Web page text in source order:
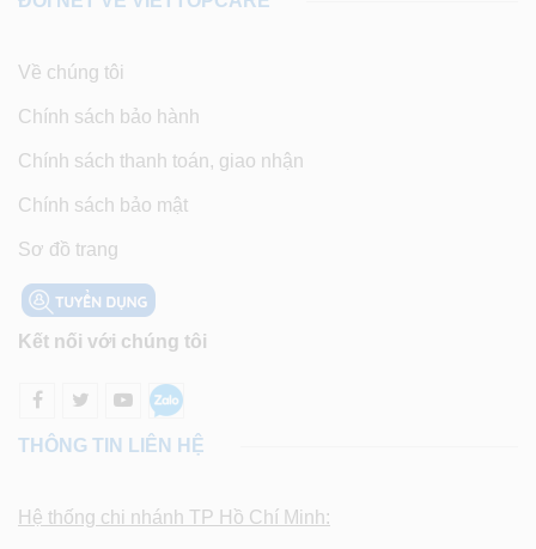
Về chúng tôi
Chính sách bảo hành
Chính sách thanh toán, giao nhận
Chính sách bảo mật
Sơ đồ trang
Kết nối với chúng tôi
THÔNG TIN LIÊN HỆ
Hệ thống chi nhánh TP Hồ Chí Minh: